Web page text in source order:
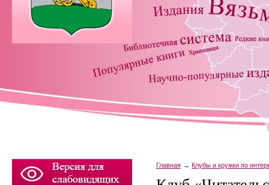
Главная Клубы и кружки по